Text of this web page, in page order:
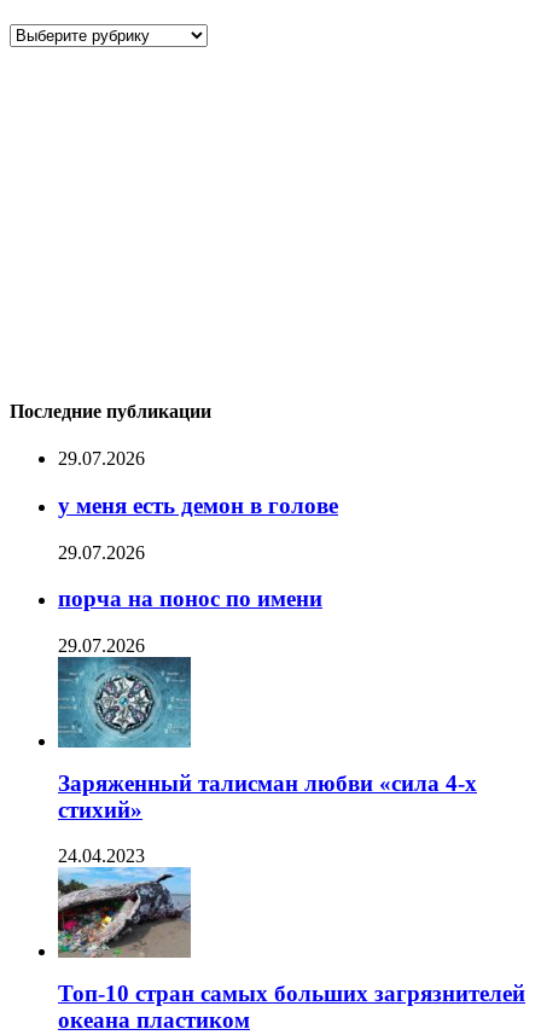
Рубрики
Последние публикации
29.07.2026
у меня есть демон в голове
29.07.2026
порча на понос по имени
29.07.2026
Заряженный талисман любви «сила 4-х
стихий»
24.04.2023
Топ-10 стран самых больших загрязнителей
океана пластиком